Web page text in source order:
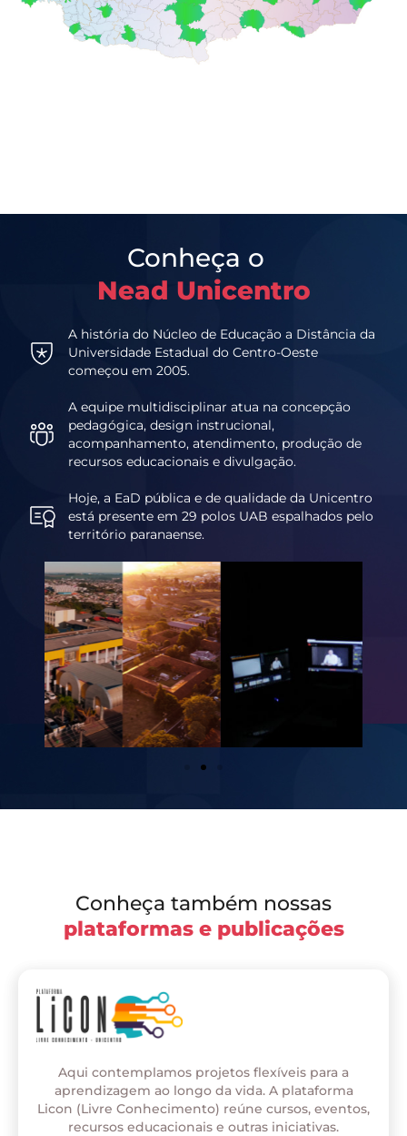
Conheça o
Nead Unicentro
A história do Núcleo de Educação a Distância da
Universidade Estadual do Centro-Oeste
começou em 2005.
A equipe multidisciplinar atua na concepção
pedagógica, design instrucional,
acompanhamento, atendimento, produção de
recursos educacionais e divulgação.
Hoje, a EaD pública e de qualidade da Unicentro
está presente em 29 polos UAB espalhados pelo
território paranaense.
Conheça também nossas
plataformas e publicações
Aqui contemplamos projetos flexíveis para a
aprendizagem ao longo da vida. A plataforma
Licon (Livre Conhecimento) reúne cursos, eventos,
recursos educacionais e outras iniciativas.